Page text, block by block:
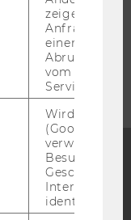
Blog
zeigen Opt-
Anfrage im
einen Fehler
Abrufen
vom AMP
Service an.
Wird von
(Google Tag
verwendet,
Besucher
Geschlecht
Interessen zu
identifizieren.